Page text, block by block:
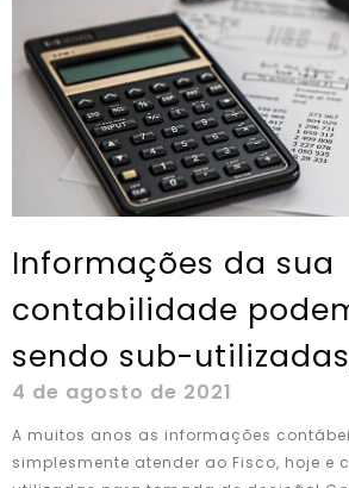
Informações da sua
contabilidade
sendo sub-
4 de agosto de 2021
A muitos anos as informações
simplesmente atender ao Fisco, hoje e